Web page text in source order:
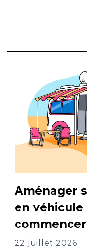
Aménager
en
22 juillet 2026